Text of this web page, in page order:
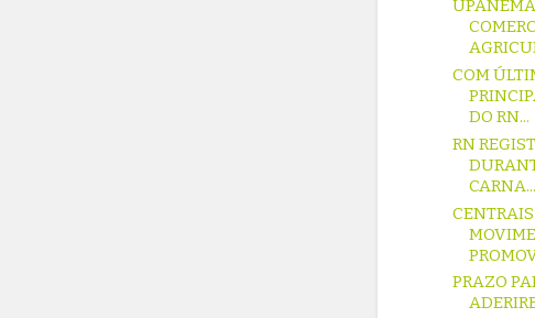
COM
DO RN...
RN
CARNA...
PRAZO